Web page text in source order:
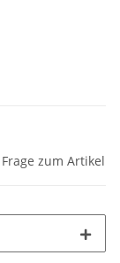
Frage zum Artikel